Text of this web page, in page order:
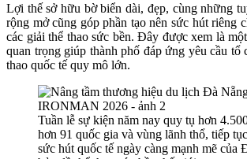
Lợi thế sở hữu bờ biển dài, đẹp, cùng những
rộng mở cũng góp phần tạo nên sức hút riêng
các giải thể thao sức bền. Đây được xem là
quan trọng giúp thành phố đáp ứng yêu cầu tổ
thao quốc tế quy mô lớn.
Tuần lễ sự kiện năm nay quy tụ hơn
hơn 91 quốc gia và vùng lãnh thổ, tiếp
sức hút quốc tế ngày càng mạnh mẽ của